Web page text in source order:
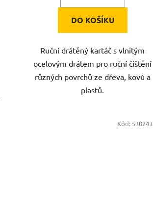
DO KOŠÍKU
Ruční drátěný kartáč s vlnitým
ocelovým drátem pro ruční čištění
různých povrchů ze dřeva, kovů a
plastů.
Kód: 530243